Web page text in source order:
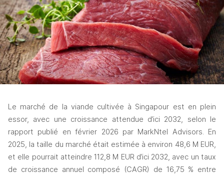
Le marché de la viande cultivée à Singapour est en plein
essor, avec une croissance attendue d’ici 2032, selon le
rapport publié en février 2026 par MarkNtel Advisors. En
2025, la taille du marché était estimée à environ 48,6 M EUR,
et elle pourrait atteindre 112,8 M EUR d’ici 2032, avec un taux
de croissance annuel composé (CAGR) de 16,75 % entre